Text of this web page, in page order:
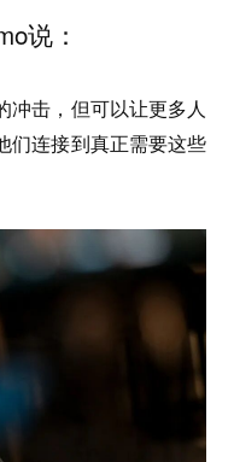
说：
冲击，但可以让更多人
们连接到真正需要这些